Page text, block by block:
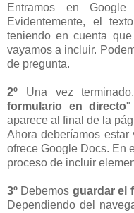
Entramos en
Evidentemente, el
teniendo en cuenta
vayamos a incluir.
de pregunta.
2º Una vez
formulario en directo"
aparece al final de la
Ahora deberíamos
ofrece Google Docs. En
proceso de incluir
3º Debemos guardar el
Dependiendo del